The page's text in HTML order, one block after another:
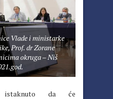
Vlade i ministarke
Prof. dr Zorane
okruga – Niš
da će